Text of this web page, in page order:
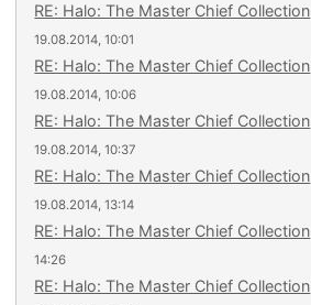
RE: Halo: The Master Chief Collection
19.08.2014, 10:01
RE: Halo: The Master Chief Collection
19.08.2014, 10:06
RE: Halo: The Master Chief Collection
19.08.2014, 10:37
RE: Halo: The Master Chief Collection
19.08.2014, 13:14
RE: Halo: The Master Chief Collection
14:26
RE: Halo: The Master Chief Collection